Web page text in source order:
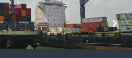
Next